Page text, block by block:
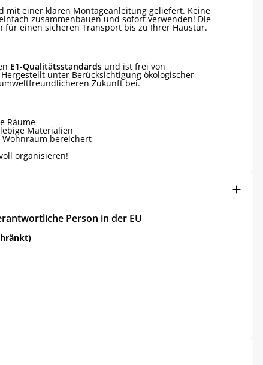
mit einer klaren Montageanleitung geliefert. Keine
zusammenbauen und sofort verwenden! Die
für einen sicheren Transport bis zu Ihrer Haustür.
E1-Qualitätsstandards und ist frei von
unter Berücksichtigung ökologischer
Zukunft bei.
Räume
Materialien
Wohnraum bereichert
organisieren!
Person in der EU